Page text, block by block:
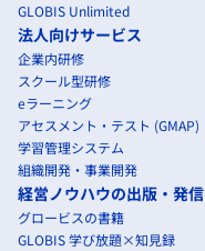
GLOBIS Unlimited
法人向けサービス
企業内研修
スクール型研修
eラーニング
アセスメント・テスト (GMAP)
学習管理システム
組織開発・事業開発
経営ノウハウの出版・発信
グロービスの書籍
GLOBIS 学び放題×知見録